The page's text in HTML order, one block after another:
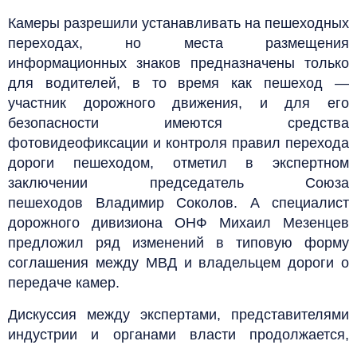
Камеры разрешили устанавливать на пешеходных
переходах, но места размещения
информационных знаков предназначены только
для водителей, в то время как пешеход —
участник дорожного движения, и для его
безопасности имеются средства
фотовидеофиксации и контроля правил перехода
дороги пешеходом, отметил в экспертном
заключении председатель Союза
пешеходов Владимир Соколов. А специалист
дорожного дивизиона ОНФ Михаил Мезенцев
предложил ряд изменений в типовую форму
соглашения между МВД и владельцем дороги о
передаче камер.
Дискуссия между экспертами, представителями
индустрии и органами власти продолжается,